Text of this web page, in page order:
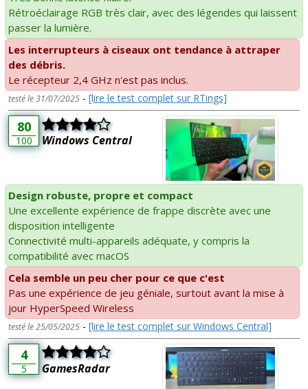
Rétroéclairage RGB très clair, avec des légendes qui laissent
passer la lumière.
Les interrupteurs à ciseaux ont tendance à attraper
des débris.
Le récepteur 2,4 GHz n'est pas inclus.
testé le 31/07/2025 - [lire le test complet sur RTings]
80
100 Windows Central
Design robuste, propre et compact
Une excellente expérience de frappe discrète avec une
disposition intelligente
Connectivité multi-appareils adéquate, y compris la
compatibilité avec macOS
Cela semble un peu cher pour ce que c'est
Pas une expérience de jeu géniale, surtout avant la mise à
jour HyperSpeed Wireless
testé le 25/05/2025 - [lire le test complet sur Windows Central]
4
5 GamesRadar